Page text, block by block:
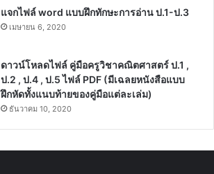
แจกไฟล์ word แบบฝึกทักษะการอ่าน ป.1-ป.3
เมษายน 6, 2020
ดาวน์โหลดไฟล์ คู่มือครูวิชาคณิตศาสตร์ ป.1 ,
ป.2 , ป.4 , ป.5 ไฟล์ PDF (มีเฉลยหนังสือแบบ
ฝึกหัดทั้งแนบท้ายของคู่มือแต่ละเล่ม)
ธันวาคม 10, 2020